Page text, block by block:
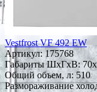
Vestfrost VF 492 EW
Артикул:175768
Габариты ШxГxВ:
Общий объем, л: 510
Размораживание